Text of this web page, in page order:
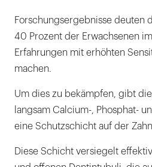
Forschungsergebnisse deuten
40 Prozent der Erwachsenen
Erfahrungen mit erhöhten
machen.
Um dies zu bekämpfen, gibt
langsam Calcium-, Phosphat-
eine Schutzschicht auf der
Diese Schicht versiegelt